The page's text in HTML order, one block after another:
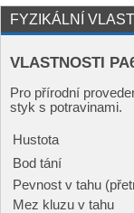
FYZIKÁLNÍ
VLASTNOSTI
Pro přírodní
styk s potravinami.
Hustota
Bod tání
Pevnost v tahu
Mez kluzu v tahu